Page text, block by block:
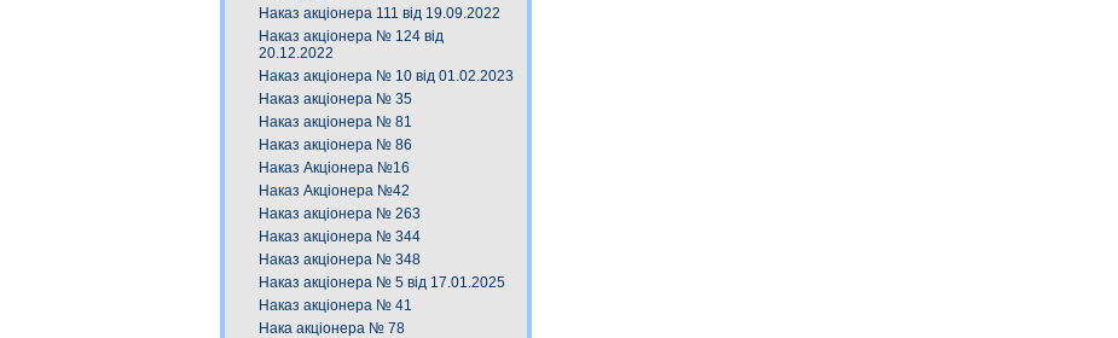
Наказ акціонера 111 від 19.09.2022
Наказ акціонера № 124 від
20.12.2022
Наказ акціонера № 10 від 01.02.2023
Наказ акціонера № 35
Наказ акціонера № 81
Наказ акціонера № 86
Наказ Акціонера №16
Наказ Акціонера №42
Наказ акціонера № 263
Наказ акціонера № 344
Наказ акціонера № 348
Наказ акціонера № 5 від 17.01.2025
Наказ акціонера № 41
Нака акціонера № 78